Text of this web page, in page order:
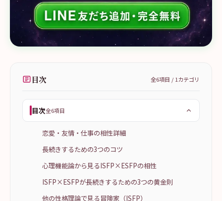
目次 全6項目 / 1カテゴリ
目次全6項目
恋愛・友情・仕事の相性詳細
長続きするための3つのコツ
心理機能論から見るISFP×ESFPの相性
ISFP×ESFPが長続きするための3つの黄金則
他の性格理論で見る冒険家（ISFP）